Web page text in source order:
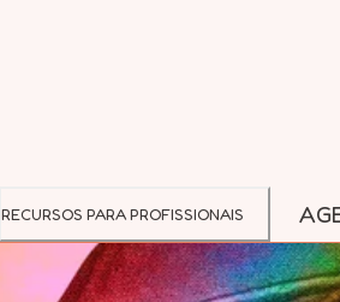
RECURSOS PARA PROFISSIONAIS